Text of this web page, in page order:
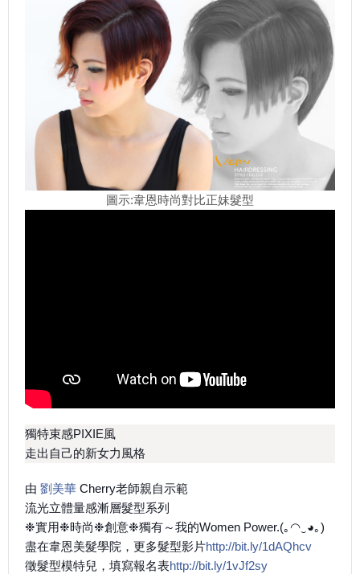
圖示:韋恩時尚對比正妹髮型
獨特束感PIXIE風
走出自己的新女力風格
由 劉美華 Cherry老師親自示範
流光立體量感漸層髮型系列
❉實用❉時尚❉創意❉獨有～我的Women Power.(｡◠‿◕｡)
盡在韋恩美髮學院，更多髮型影片http://bit.ly/1dAQhcv
徵髮型模特兒，填寫報名表http://bit.ly/1vJf2sy